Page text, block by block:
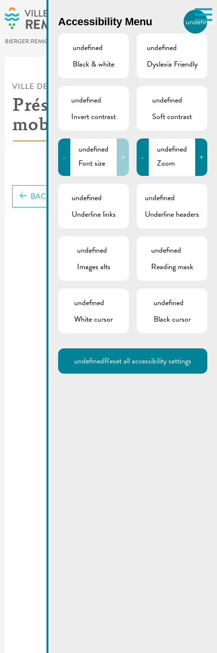
Skip to main content
BIERGER.REMICH.LU
Utilisez la recherche pour
Comme par exemple des contacts, des
VILLE DE REMICH / ACTUALITÉ
Présentation plan de
mobilité nationale
BACK
Accessibility Menu undefined
undefined
Black & white
undefined
Dyslexia Friendly
undefined
Invert contrast
undefined
Soft contrast
-
undefined
Font size
+ -
undefined
Zoom
+
undefined
Underline links
undefined
Underline headers
undefined
Images alts
undefined
Reading mask
undefined
White cursor
undefined
Black cursor
undefinedReset all accessibility settings